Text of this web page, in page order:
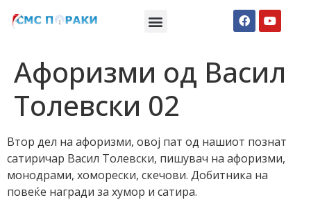
Афоризми од Васил
Тoлевски 02
Втор дел на афоризми, овој пат од нашиот познат
сатиричар Васил Толевски, пишувач на афоризми,
монодрами, хоморески, скечови. Добитника на
повеќе награди за хумор и сатира.